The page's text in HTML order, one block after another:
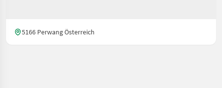
5166 Perwang Österreich